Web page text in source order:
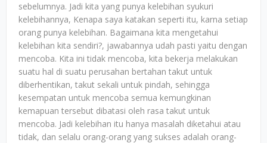
sebelumnya. Jadi kita yang punya kelebihan syukuri
kelebihannya, Kenapa saya katakan seperti itu, karna setiap
orang punya kelebihan. Bagaimana kita mengetahui
kelebihan kita sendiri?, jawabannya udah pasti yaitu dengan
mencoba. Kita ini tidak mencoba, kita bekerja melakukan
suatu hal di suatu perusahan bertahan takut untuk
diberhentikan, takut sekali untuk pindah, sehingga
kesempatan untuk mencoba semua kemungkinan
kemapuan tersebut dibatasi oleh rasa takut untuk
mencoba. Jadi kelebihan itu hanya masalah diketahui atau
tidak, dan selalu orang-orang yang sukses adalah orang-